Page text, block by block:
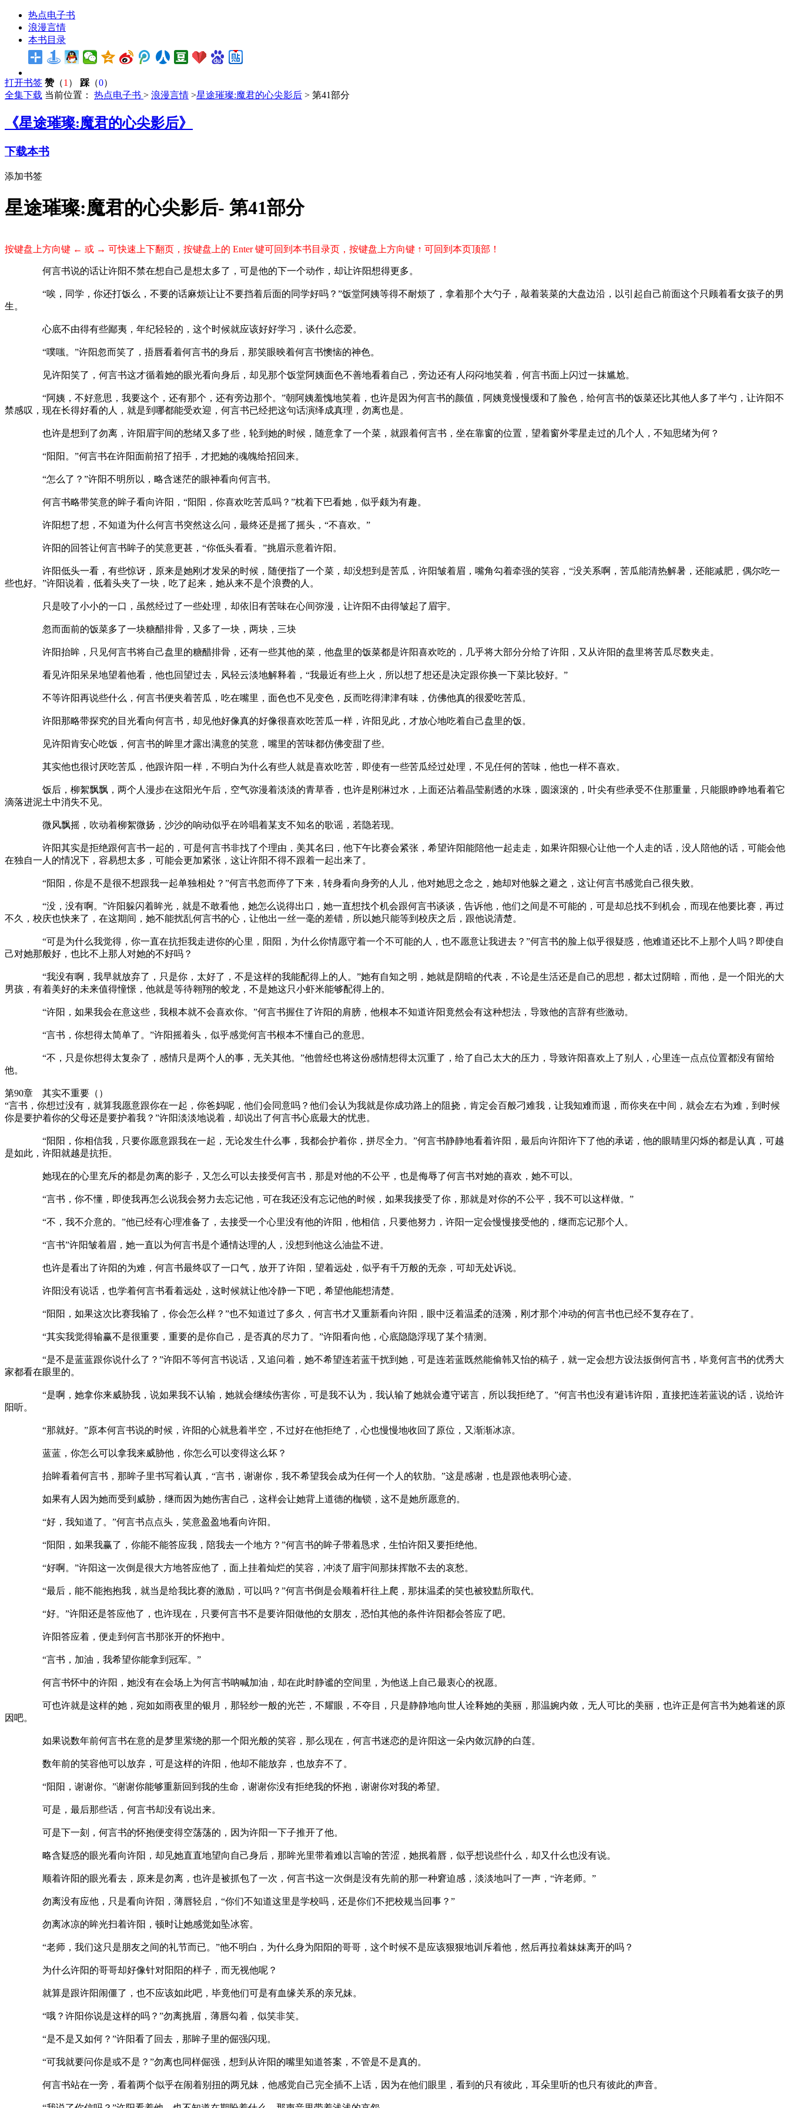
热点电子书
浪漫言情
本书目录
打开书签 赞（1 ） 踩 （0）
全集下载 当前位置： 热点电子书 > 浪漫言情 >星途璀璨:魔君的心尖影后 > 第41部分
《星途璀璨:魔君的心尖影后》
下载本书
添加书签
星途璀璨:魔君的心尖影后- 第41部分
按键盘上方向键 ← 或 → 可快速上下翻页，按键盘上的 Enter 键可回到本书目录页，按键盘上方向键 ↑ 可回到本页顶部！
何言书说的话让许阳不禁在想自己是想太多了，可是他的下一个动作，却让许阳想得更多。
“唉，同学，你还打饭么，不要的话麻烦让让不要挡着后面的同学好吗？”饭堂阿姨等得不耐烦了，拿着那个大勺子，敲着装菜的大盘边沿，以引起自己前面这个只顾着看女孩子的男
生。
心底不由得有些鄙夷，年纪轻轻的，这个时候就应该好好学习，谈什么恋爱。
“噗嗤。”许阳忽而笑了，捂唇看着何言书的身后，那笑眼映着何言书懊恼的神色。
见许阳笑了，何言书这才循着她的眼光看向身后，却见那个饭堂阿姨面色不善地看着自己，旁边还有人闷闷地笑着，何言书面上闪过一抹尴尬。
“阿姨，不好意思，我要这个，还有那个，还有旁边那个。”朝阿姨羞愧地笑着，也许是因为何言书的颜值，阿姨竟慢慢缓和了脸色，给何言书的饭菜还比其他人多了半勺，让许阳不
禁感叹，现在长得好看的人，就是到哪都能受欢迎，何言书已经把这句话演绎成真理，勿离也是。
也许是想到了勿离，许阳眉宇间的愁绪又多了些，轮到她的时候，随意拿了一个菜，就跟着何言书，坐在靠窗的位置，望着窗外零星走过的几个人，不知思绪为何？
“阳阳。”何言书在许阳面前招了招手，才把她的魂魄给招回来。
“怎么了？”许阳不明所以，略含迷茫的眼神看向何言书。
何言书略带笑意的眸子看向许阳，“阳阳，你喜欢吃苦瓜吗？”枕着下巴看她，似乎颇为有趣。
许阳想了想，不知道为什么何言书突然这么问，最终还是摇了摇头，“不喜欢。”
许阳的回答让何言书眸子的笑意更甚，“你低头看看。”挑眉示意着许阳。
许阳低头一看，有些惊讶，原来是她刚才发呆的时候，随便指了一个菜，却没想到是苦瓜，许阳皱着眉，嘴角勾着牵强的笑容，“没关系啊，苦瓜能清热解暑，还能减肥，偶尔吃一
些也好。”许阳说着，低着头夹了一块，吃了起来，她从来不是个浪费的人。
只是咬了小小的一口，虽然经过了一些处理，却依旧有苦味在心间弥漫，让许阳不由得皱起了眉宇。
忽而面前的饭菜多了一块糖醋排骨，又多了一块，两块，三块
许阳抬眸，只见何言书将自己盘里的糖醋排骨，还有一些其他的菜，他盘里的饭菜都是许阳喜欢吃的，几乎将大部分分给了许阳，又从许阳的盘里将苦瓜尽数夹走。
看见许阳呆呆地望着他看，他也回望过去，风轻云淡地解释着，“我最近有些上火，所以想了想还是决定跟你换一下菜比较好。”
不等许阳再说些什么，何言书便夹着苦瓜，吃在嘴里，面色也不见变色，反而吃得津津有味，仿佛他真的很爱吃苦瓜。
许阳那略带探究的目光看向何言书，却见他好像真的好像很喜欢吃苦瓜一样，许阳见此，才放心地吃着自己盘里的饭。
见许阳肯安心吃饭，何言书的眸里才露出满意的笑意，嘴里的苦味都仿佛变甜了些。
其实他也很讨厌吃苦瓜，他跟许阳一样，不明白为什么有些人就是喜欢吃苦，即使有一些苦瓜经过处理，不见任何的苦味，他也一样不喜欢。
饭后，柳絮飘飘，两个人漫步在这阳光午后，空气弥漫着淡淡的青草香，也许是刚淋过水，上面还沾着晶莹剔透的水珠，圆滚滚的，叶尖有些承受不住那重量，只能眼睁睁地看着它
滴落进泥土中消失不见。
微风飘摇，吹动着柳絮微扬，沙沙的响动似乎在吟唱着某支不知名的歌谣，若隐若现。
许阳其实是拒绝跟何言书一起的，可是何言书非找了个理由，美其名曰，他下午比赛会紧张，希望许阳能陪他一起走走，如果许阳狠心让他一个人走的话，没人陪他的话，可能会他
在独自一人的情况下，容易想太多，可能会更加紧张，这让许阳不得不跟着一起出来了。
“阳阳，你是不是很不想跟我一起单独相处？”何言书忽而停了下来，转身看向身旁的人儿，他对她思之念之，她却对他躲之避之，这让何言书感觉自己很失败。
“没，没有啊。”许阳躲闪着眸光，就是不敢看他，她怎么说得出口，她一直想找个机会跟何言书谈谈，告诉他，他们之间是不可能的，可是却总找不到机会，而现在他要比赛，再过
不久，校庆也快来了，在这期间，她不能扰乱何言书的心，让他出一丝一毫的差错，所以她只能等到校庆之后，跟他说清楚。
“可是为什么我觉得，你一直在抗拒我走进你的心里，阳阳，为什么你情愿守着一个不可能的人，也不愿意让我进去？”何言书的脸上似乎很疑惑，他难道还比不上那个人吗？即使自
己对她那般好，也比不上那人对她的不好吗？
“我没有啊，我早就放弃了，只是你，太好了，不是这样的我能配得上的人。”她有自知之明，她就是阴暗的代表，不论是生活还是自己的思想，都太过阴暗，而他，是一个阳光的大
男孩，有着美好的未来值得憧憬，他就是等待翱翔的蛟龙，不是她这只小虾米能够配得上的。
“许阳，如果我会在意这些，我根本就不会喜欢你。”何言书握住了许阳的肩膀，他根本不知道许阳竟然会有这种想法，导致他的言辞有些激动。
“言书，你想得太简单了。”许阳摇着头，似乎感觉何言书根本不懂自己的意思。
“不，只是你想得太复杂了，感情只是两个人的事，无关其他。”他曾经也将这份感情想得太沉重了，给了自己太大的压力，导致许阳喜欢上了别人，心里连一点点位置都没有留给
他。
第90章 其实不重要（）
“言书，你想过没有，就算我愿意跟你在一起，你爸妈呢，他们会同意吗？他们会认为我就是你成功路上的阻挠，肯定会百般刁难我，让我知难而退，而你夹在中间，就会左右为难，到时候
你是要护着你的父母还是要护着我？”许阳淡淡地说着，却说出了何言书心底最大的忧患。
“阳阳，你相信我，只要你愿意跟我在一起，无论发生什么事，我都会护着你，拼尽全力。”何言书静静地看着许阳，最后向许阳许下了他的承诺，他的眼睛里闪烁的都是认真，可越
是如此，许阳就越是抗拒。
她现在的心里充斥的都是勿离的影子，又怎么可以去接受何言书，那是对他的不公平，也是侮辱了何言书对她的喜欢，她不可以。
“言书，你不懂，即使我再怎么说我会努力去忘记他，可在我还没有忘记他的时候，如果我接受了你，那就是对你的不公平，我不可以这样做。”
“不，我不介意的。”他已经有心理准备了，去接受一个心里没有他的许阳，他相信，只要他努力，许阳一定会慢慢接受他的，继而忘记那个人。
“言书”许阳皱着眉，她一直以为何言书是个通情达理的人，没想到他这么油盐不进。
也许是看出了许阳的为难，何言书最终叹了一口气，放开了许阳，望着远处，似乎有千万般的无奈，可却无处诉说。
许阳没有说话，也学着何言书看着远处，这时候就让他冷静一下吧，希望他能想清楚。
“阳阳，如果这次比赛我输了，你会怎么样？”也不知道过了多久，何言书才又重新看向许阳，眼中泛着温柔的涟漪，刚才那个冲动的何言书也已经不复存在了。
“其实我觉得输赢不是很重要，重要的是你自己，是否真的尽力了。”许阳看向他，心底隐隐浮现了某个猜测。
“是不是蓝蓝跟你说什么了？”许阳不等何言书说话，又追问着，她不希望连若蓝干扰到她，可是连若蓝既然能偷韩又怡的稿子，就一定会想方设法扳倒何言书，毕竟何言书的优秀大
家都看在眼里的。
“是啊，她拿你来威胁我，说如果我不认输，她就会继续伤害你，可是我不认为，我认输了她就会遵守诺言，所以我拒绝了。”何言书也没有避讳许阳，直接把连若蓝说的话，说给许
阳听。
“那就好。”原本何言书说的时候，许阳的心就悬着半空，不过好在他拒绝了，心也慢慢地收回了原位，又渐渐冰凉。
蓝蓝，你怎么可以拿我来威胁他，你怎么可以变得这么坏？
抬眸看着何言书，那眸子里书写着认真，“言书，谢谢你，我不希望我会成为任何一个人的软肋。”这是感谢，也是跟他表明心迹。
如果有人因为她而受到威胁，继而因为她伤害自己，这样会让她背上道德的枷锁，这不是她所愿意的。
“好，我知道了。”何言书点点头，笑意盈盈地看向许阳。
“阳阳，如果我赢了，你能不能答应我，陪我去一个地方？”何言书的眸子带着恳求，生怕许阳又要拒绝他。
“好啊。”许阳这一次倒是很大方地答应他了，面上挂着灿烂的笑容，冲淡了眉宇间那抹挥散不去的哀愁。
“最后，能不能抱抱我，就当是给我比赛的激励，可以吗？”何言书倒是会顺着杆往上爬，那抹温柔的笑也被狡黠所取代。
“好。”许阳还是答应他了，也许现在，只要何言书不是要许阳做他的女朋友，恐怕其他的条件许阳都会答应了吧。
许阳答应着，便走到何言书那张开的怀抱中。
“言书，加油，我希望你能拿到冠军。”
何言书怀中的许阳，她没有在会场上为何言书呐喊加油，却在此时静谧的空间里，为他送上自己最衷心的祝愿。
可也许就是这样的她，宛如如雨夜里的银月，那轻纱一般的光芒，不耀眼，不夺目，只是静静地向世人诠释她的美丽，那温婉内敛，无人可比的美丽，也许正是何言书为她着迷的原
因吧。
如果说数年前何言书在意的是梦里萦绕的那一个阳光般的笑容，那么现在，何言书迷恋的是许阳这一朵内敛沉静的白莲。
数年前的笑容他可以放弃，可是这样的许阳，他却不能放弃，也放弃不了。
“阳阳，谢谢你。”谢谢你能够重新回到我的生命，谢谢你没有拒绝我的怀抱，谢谢你对我的希望。
可是，最后那些话，何言书却没有说出来。
可是下一刻，何言书的怀抱便变得空荡荡的，因为许阳一下子推开了他。
略含疑惑的眼光看向许阳，却见她直直地望向自己身后，那眸光里带着难以言喻的苦涩，她抿着唇，似乎想说些什么，却又什么也没有说。
顺着许阳的眼光看去，原来是勿离，也许是被抓包了一次，何言书这一次倒是没有先前的那一种窘迫感，淡淡地叫了一声，“许老师。”
勿离没有应他，只是看向许阳，薄唇轻启，“你们不知道这里是学校吗，还是你们不把校规当回事？”
勿离冰凉的眸光扫着许阳，顿时让她感觉如坠冰窖。
“老师，我们这只是朋友之间的礼节而已。”他不明白，为什么身为阳阳的哥哥，这个时候不是应该狠狠地训斥着他，然后再拉着妹妹离开的吗？
为什么许阳的哥哥却好像针对阳阳的样子，而无视他呢？
就算是跟许阳闹僵了，也不应该如此吧，毕竟他们可是有血缘关系的亲兄妹。
“哦？许阳你说是这样的吗？”勿离挑眉，薄唇勾着，似笑非笑。
“是不是又如何？”许阳看了回去，那眸子里的倔强闪现。
“可我就要问你是或不是？”勿离也同样倔强，想到从许阳的嘴里知道答案，不管是不是真的。
何言书站在一旁，看着两个似乎在闹着别扭的两兄妹，他感觉自己完全插不上话，因为在他们眼里，看到的只有彼此，耳朵里听的也只有彼此的声音。